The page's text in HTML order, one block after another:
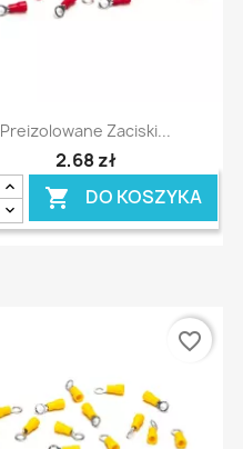
Szybki podgląd
Preizolowane Zaciski...
2,68 zł
 DO KOSZYKA
favorite_border